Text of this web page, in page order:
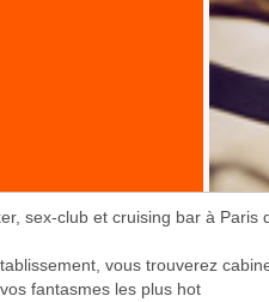
sex-club et cruising bar à Paris
vous trouverez
fantasmes les plus hot